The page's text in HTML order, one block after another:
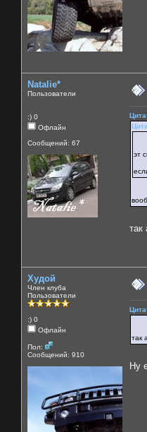
Natalie*
Пользователи
:) 0
Офлайн
Сообщений: 67
эт
так
Худой
Член клуба
Пользователи
:) 0
Офлайн
Пол:
Сообщений: 910
так
Ну